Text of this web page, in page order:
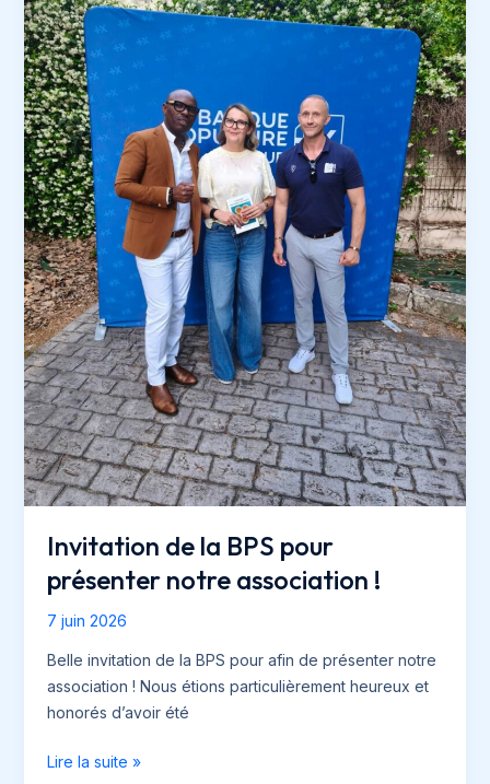
Invitation de la BPS pour
présenter notre association !
7 juin 2026
Belle invitation de la BPS pour afin de présenter notre
association ! Nous étions particulièrement heureux et
honorés d’avoir été
Invitation
Lire la suite »